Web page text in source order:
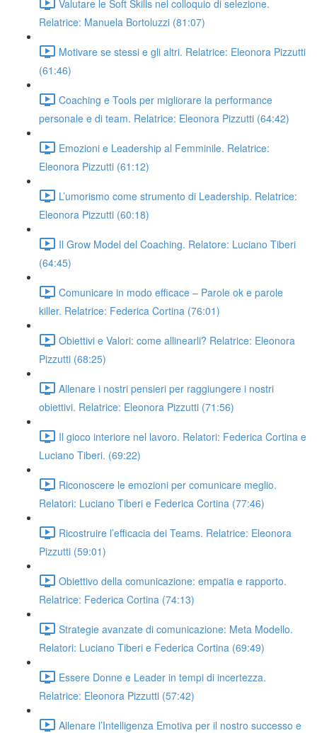
Valutare le Soft Skills nel colloquio di selezione.
Relatrice: Manuela Bortoluzzi (81:07)
Motivare se stessi e gli altri. Relatrice: Eleonora Pizzutti
(61:46)
Coaching e Tools per migliorare la performance
personale e di team. Relatrice: Eleonora Pizzutti (64:42)
Emozioni e Leadership al Femminile. Relatrice:
Eleonora Pizzutti (61:12)
L’umorismo come strumento di Leadership. Relatrice:
Eleonora Pizzutti (60:18)
Il Grow Model del Coaching. Relatore: Luciano Tiberi
(64:45)
Comunicare in modo efficace – Parole ok e parole
killer. Relatrice: Federica Cortina (76:01)
Obiettivi e Valori: come allinearli? Relatrice: Eleonora
Pizzutti (68:25)
Allenare i nostri pensieri per raggiungere i nostri
obiettivi. Relatrice: Eleonora Pizzutti (71:56)
Il gioco interiore nel lavoro. Relatori: Federica Cortina e
Luciano Tiberi. (69:22)
Riconoscere le emozioni per comunicare meglio.
Relatori: Luciano Tiberi e Federica Cortina (77:46)
Ricostruire l’efficacia dei Teams. Relatrice: Eleonora
Pizzutti (59:01)
Obiettivo della comunicazione: empatia e rapporto.
Relatrice: Federica Cortina (74:13)
Strategie avanzate di comunicazione: Meta Modello.
Relatori: Luciano Tiberi e Federica Cortina (69:49)
Essere Donne e Leader in tempi di incertezza.
Relatrice: Eleonora Pizzutti (57:42)
Allenare l’Intelligenza Emotiva per il nostro successo e